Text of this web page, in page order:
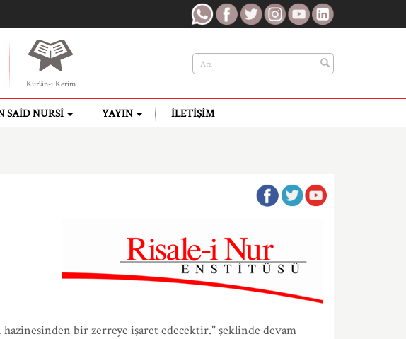
Kur'ân-ı Kerim
SAID NURSI YAYIN İLETIŞIM
bir zerreye işaret edecektir." şeklinde devam